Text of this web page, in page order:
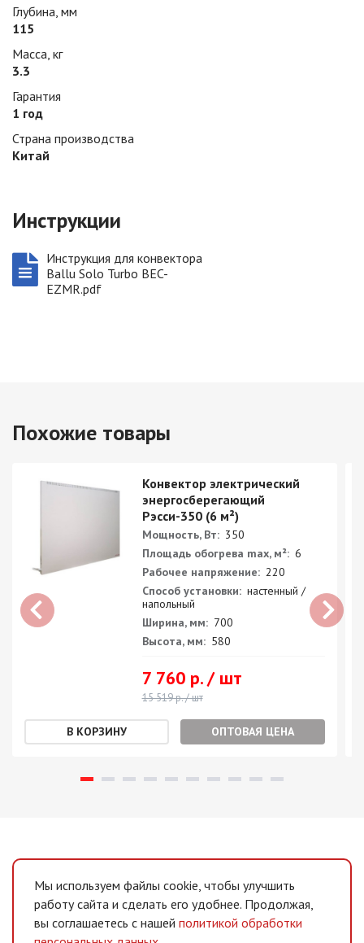
Глубина, мм
115
Масса, кг
3.3
Гарантия
1 год
Страна производства
Китай
Инструкции
Инструкция для конвектора
Ballu Solo Turbo BEC-
EZMR.pdf
Похожие товары
Конвектор электрический
энергосберегающий
Рэсси-350 (6 м²)
Мощность, Вт: 350
Площадь обогрева max, м²: 6
Рабочее напряжение: 220
Способ установки: настенный /
напольный
Ширина, мм: 700
Высота, мм: 580
7 760 р. / шт
15 519 р. / шт
ОПТОВАЯ ЦЕНА
Мы используем файлы cookie, чтобы улучшить
работу сайта и сделать его удобнее. Продолжая,
вы соглашаетесь с нашей политикой обработки